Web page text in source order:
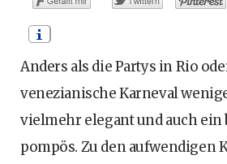
Anders als die Partys in Rio
venezianische Karneval
vielmehr elegant und auch ein
pompös. Zu den aufwendigen